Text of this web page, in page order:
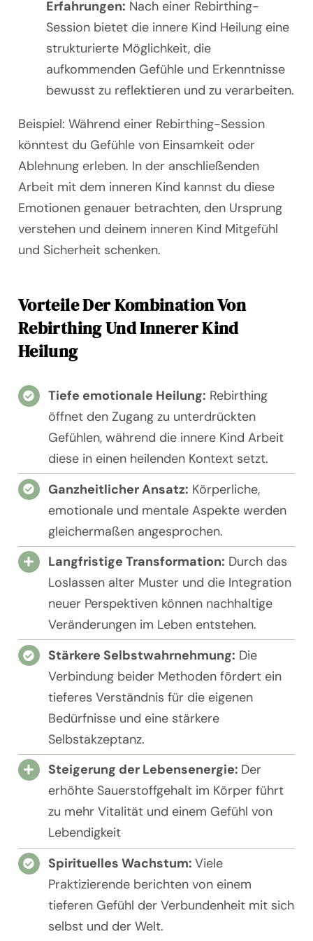
Erfahrungen: Nach einer Rebirthing-
Session bietet die innere Kind Heilung eine
strukturierte Möglichkeit, die
aufkommenden Gefühle und Erkenntnisse
bewusst zu reflektieren und zu verarbeiten.
Beispiel: Während einer Rebirthing-Session
könntest du Gefühle von Einsamkeit oder
Ablehnung erleben. In der anschließenden
Arbeit mit dem inneren Kind kannst du diese
Emotionen genauer betrachten, den Ursprung
verstehen und deinem inneren Kind Mitgefühl
und Sicherheit schenken.
Vorteile Der Kombination Von
Rebirthing Und Innerer Kind
Heilung
Tiefe emotionale Heilung: Rebirthing
öffnet den Zugang zu unterdrückten
Gefühlen, während die innere Kind Arbeit
diese in einen heilenden Kontext setzt.
Ganzheitlicher Ansatz: Körperliche,
emotionale und mentale Aspekte werden
gleichermaßen angesprochen.
Langfristige Transformation: Durch das
Loslassen alter Muster und die Integration
neuer Perspektiven können nachhaltige
Veränderungen im Leben entstehen.
Stärkere Selbstwahrnehmung: Die
Verbindung beider Methoden fördert ein
tieferes Verständnis für die eigenen
Bedürfnisse und eine stärkere
Selbstakzeptanz.
Steigerung der Lebensenergie: Der
erhöhte Sauerstoffgehalt im Körper führt
zu mehr Vitalität und einem Gefühl von
Lebendigkeit
Spirituelles Wachstum:Viele
Praktizierende berichten von einem
tieferen Gefühl der Verbundenheit mit sich
selbst und der Welt.